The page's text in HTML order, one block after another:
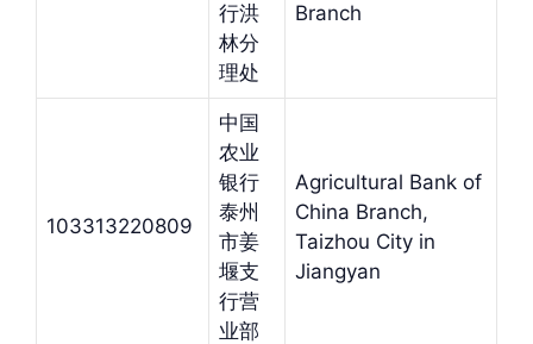
行洪
林分
理处
Branch
103313220809
中国
农业
银行
泰州
市姜
堰支
行营
业部
Agricultural Bank of
China Branch,
Taizhou City in
Jiangyan